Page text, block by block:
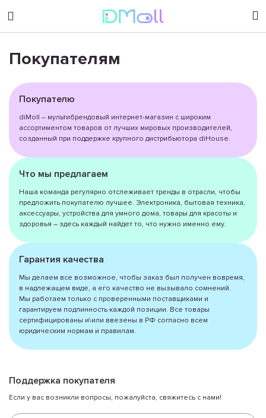
sales@dimoll.ru
Покупателям
Покупателю
diMoll – мультибрендовый интернет-магазин с широким
ассортиментом товаров от лучших мировых производителей,
созданный при поддержке крупного дистрибьютора diHouse.
Что мы предлагаем
Наша команда регулярно отслеживает тренды в отрасли, чтобы
предложить покупателю лучшее. Электроника, бытовая техника,
аксессуары, устройства для умного дома, товары для красоты и
здоровья – здесь каждый найдет то, что нужно именно ему.
Гарантия качества
Мы делаем все возможное, чтобы заказ был получен вовремя,
в надлежащем виде, а его качество не вызывало сомнений.
Мы работаем только с проверенными поставщиками и
гарантируем подлинность каждой позиции. Все товары
сертифицированы и\или ввезены в РФ согласно всем
юридическим нормам и правилам.
Поддержка покупателя
Если у вас возникли вопросы, пожалуйста, свяжитесь с нами!